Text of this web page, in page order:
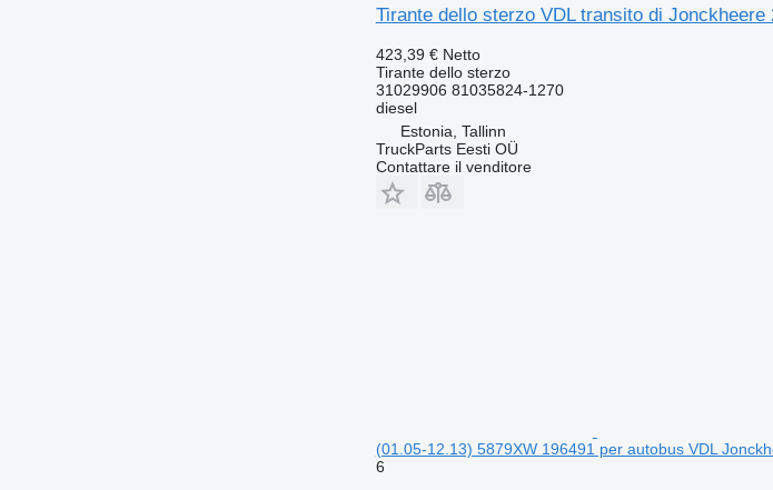
Tirante dello sterzo VDL transito di
423,39 € Netto
Tirante dello sterzo
31029906 81035824-1270
diesel
Estonia, Tallinn
TruckParts Eesti OÜ
Contattare il venditore
(01.05-12.13) 5879XW 196491 per autobus VDL
6